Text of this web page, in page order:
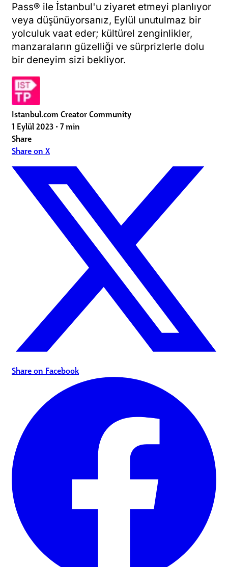
Pass® ile İstanbul'u ziyaret etmeyi planlıyor
veya düşünüyorsanız, Eylül unutulmaz bir
yolculuk vaat eder; kültürel zenginlikler,
manzaraların güzelliği ve sürprizlerle dolu
bir deneyim sizi bekliyor.
Istanbul.com Creator Community
1 Eylül 2023 • 7 min
Share
Share on X
Share on Facebook